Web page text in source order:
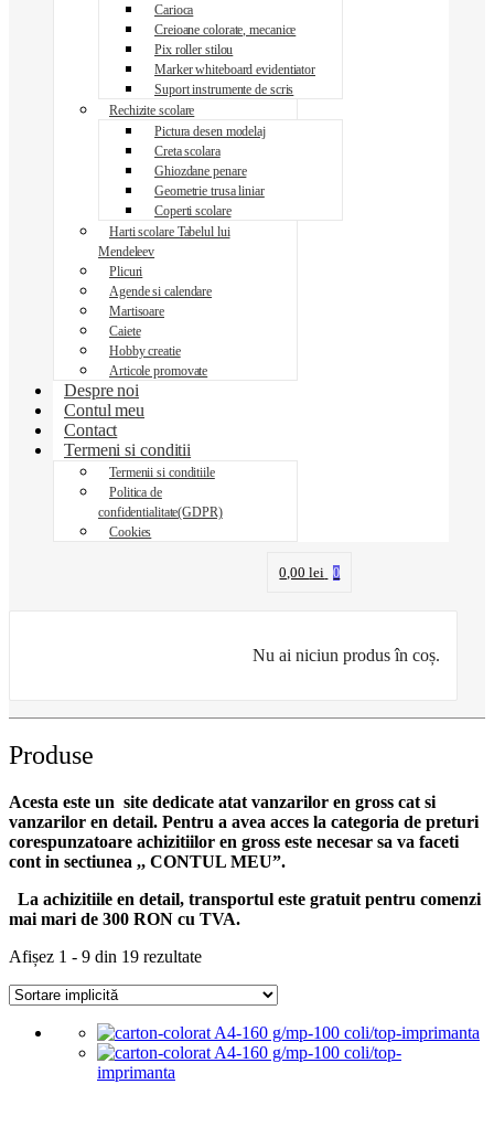
Carioca
Creioane colorate, mecanice
Pix roller stilou
Marker whiteboard evidentiator
Suport instrumente de scris
Rechizite scolare
Pictura desen modelaj
Creta scolara
Ghiozdane penare
Geometrie trusa liniar
Coperti scolare
Harti scolare Tabelul lui
Mendeleev
Plicuri
Agende si calendare
Martisoare
Caiete
Hobby creatie
Articole promovate
Despre noi
Contul meu
Contact
Termeni si conditii
Termenii si conditiile
Politica de
confidentialitate(GDPR)
Cookies
0,00lei 0
Nu ai niciun produs în coș.
Produse
Acesta este un site dedicate atat vanzarilor en gross cat si
vanzarilor en detail. Pentru a avea acces la categoria de preturi
corespunzatoare achizitiilor en gross este necesar sa va faceti
cont in sectiunea ,, CONTUL MEU”.
La achizitiile en detail, transportul este gratuit pentru comenzi
mai mari de 300 RON cu TVA.
Afișez 1 - 9 din 19 rezultate